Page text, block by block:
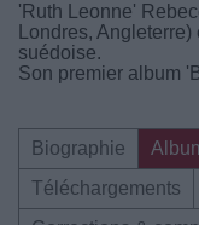
'Ruth Leonne'
Londres,
suédoise.
Son premier album
Biographie
Téléchargements